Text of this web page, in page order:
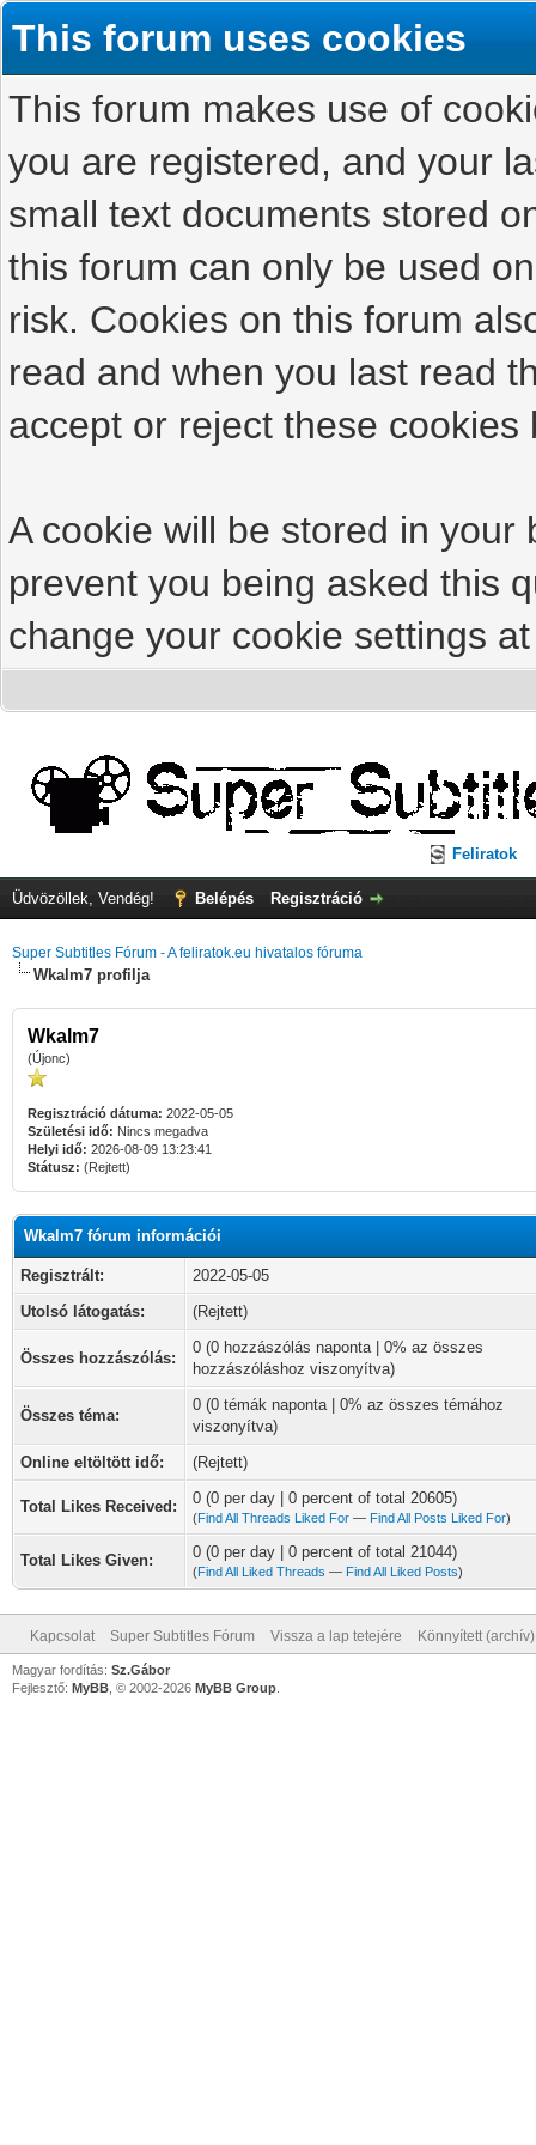
This forum uses cookies
This forum makes use of
you are registered, and your
small text documents stored
this forum can only be used
risk. Cookies on this forum
read and when you last read
accept or reject these cookies
A cookie will be stored in
prevent you being asked this
change your cookie settings
Feliratok
Üdvözöllek, Vendég! Belépés Regisztráció
Super Subtitles Fórum - A feliratok.eu hivatalos fóruma
Wkalm7 profilja
Wkalm7
(Újonc)
Regisztráció dátuma: 2022-05-05
Születési idő: Nincs megadva
Helyi idő: 2026-08-09 13:23:41
Státusz: (Rejtett)
Wkalm7 fórum információi
Regisztrált:
2022-05-05
Utolsó látogatás:
(Rejtett)
Összes hozzászólás:
0 (0 hozzászólás naponta | 0% az összes
hozzászóláshoz viszonyítva)
Összes téma:
0 (0 témák naponta | 0% az összes témához
viszonyítva)
Online eltöltött idő:
(Rejtett)
Total Likes Received: 0 (0 per day | 0 percent of total 20605)
(Find All Threads Liked For — Find All Posts Liked For)
Total Likes Given: 0 (0 per day | 0 percent of total 21044)
(Find All Liked Threads — Find All Liked Posts)
Kapcsolat Super Subtitles Fórum Vissza a lap tetejére Könnyített
Magyar fordítás: Sz.Gábor
Fejlesztő: MyBB , © 2002-2026 MyBB Group